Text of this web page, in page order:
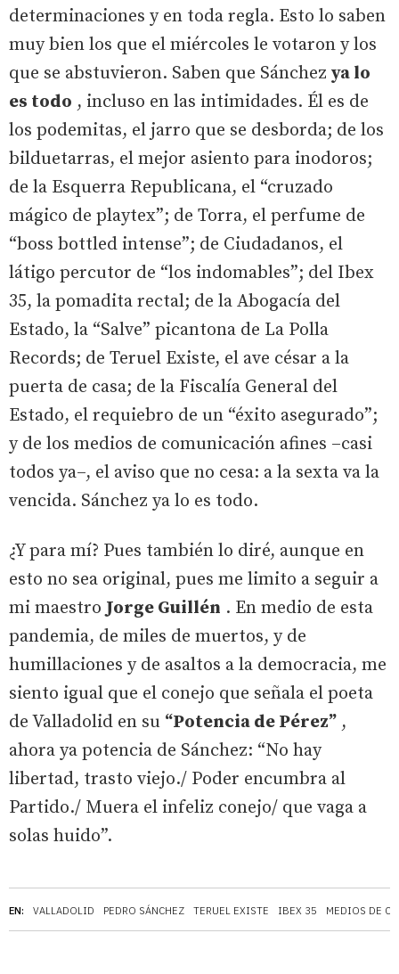
EN: VALLADOLID PEDRO SÁNCHEZ TERUEL EXISTE IBEX 35 MEDIOS DE
determinaciones y en toda regla. Esto lo saben
muy bien los que el miércoles le votaron y los
que se abstuvieron. Saben que Sánchez ya lo
es todo , incluso en las intimidades. Él es de
los podemitas, el jarro que se desborda; de los
bilduetarras, el mejor asiento para inodoros;
de la Esquerra Republicana, el “cruzado
mágico de playtex”; de Torra, el perfume de
“boss bottled intense”; de Ciudadanos, el
látigo percutor de “los indomables”; del Ibex
35, la pomadita rectal; de la Abogacía del
Estado, la “Salve” picantona de La Polla
Records; de Teruel Existe, el ave césar a la
puerta de casa; de la Fiscalía General del
Estado, el requiebro de un “éxito asegurado”;
y de los medios de comunicación afines –casi
todos ya–, el aviso que no cesa: a la sexta va la
vencida. Sánchez ya lo es todo.
¿Y para mí? Pues también lo diré, aunque en
esto no sea original, pues me limito a seguir a
mi maestroJorge Guillén . En medio de esta
pandemia, de miles de muertos, y de
humillaciones y de asaltos a la democracia, me
siento igual que el conejo que señala el poeta
de Valladolid en su “Potencia de Pérez” ,
ahora ya potencia de Sánchez: “No hay
libertad, trasto viejo./ Poder encumbra al
Partido./ Muera el infeliz conejo/ que vaga a
solas huido”.